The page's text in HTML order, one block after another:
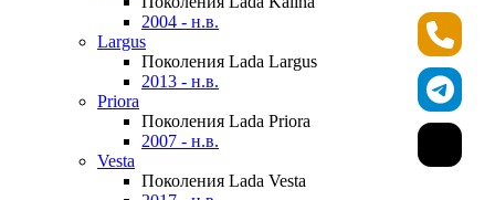
2004 - н.в.
Largus
Поколения Lada Largus
2013 - н.в.
Priora
Поколения Lada Priora
2007 - н.в.
Vesta
Поколения Lada Vesta